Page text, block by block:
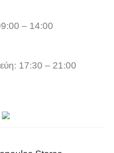
– 14:00
17:30 – 21:00